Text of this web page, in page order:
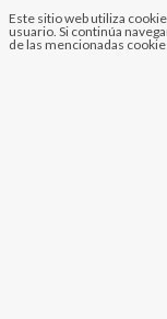
Este sitio web utiliza
usuario. Si continúa
de las mencionadas